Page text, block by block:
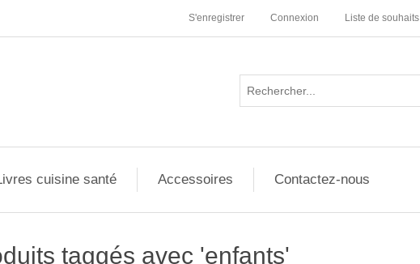
S'enregistrer Connexion Liste de souhaits
cuisine santé Accessoires Contactez-nous
taggés avec 'enfants'